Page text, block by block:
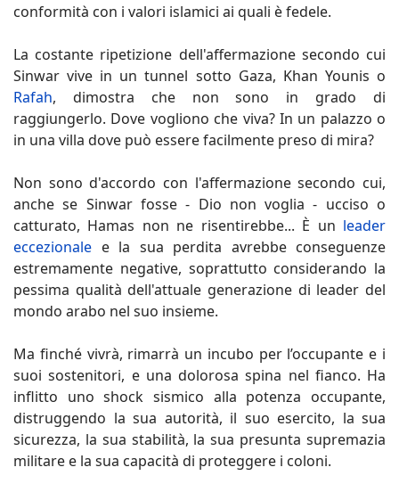
conformità con i valori islamici ai quali è fedele.
La costante ripetizione dell'affermazione secondo cui
Sinwar vive in un tunnel sotto Gaza, Khan Younis o
Rafah, dimostra che non sono in grado di
raggiungerlo. Dove vogliono che viva? In un palazzo o
in una villa dove può essere facilmente preso di mira?
Non sono d'accordo con l'affermazione secondo cui,
anche se Sinwar fosse - Dio non voglia - ucciso o
catturato, Hamas non ne risentirebbe... È un leader
eccezionale e la sua perdita avrebbe conseguenze
estremamente negative, soprattutto considerando la
pessima qualità dell'attuale generazione di leader del
mondo arabo nel suo insieme.
Ma finché vivrà, rimarrà un incubo per l’occupante e i
suoi sostenitori, e una dolorosa spina nel fianco. Ha
inflitto uno shock sismico alla potenza occupante,
distruggendo la sua autorità, il suo esercito, la sua
sicurezza, la sua stabilità, la sua presunta supremazia
militare e la sua capacità di proteggere i coloni.